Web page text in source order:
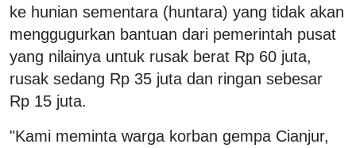
ke hunian sementara (huntara) yang tidak akan
menggugurkan bantuan dari pemerintah pusat
yang nilainya untuk rusak berat Rp 60 juta,
rusak sedang Rp 35 juta dan ringan sebesar
Rp 15 juta.
"Kami meminta warga korban gempa Cianjur,